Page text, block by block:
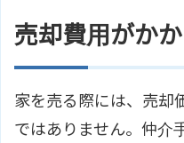
売却費用がか
家を売る際には、売却
ではありません。仲介